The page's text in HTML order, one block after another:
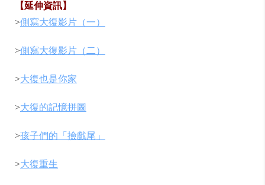
【延伸資訊】
>側寫大復影片（一）
>側寫大復影片（二）
>大復也是你家
>大復的記憶拼圖
>孩子們的「撿戲尾」
>大復重生